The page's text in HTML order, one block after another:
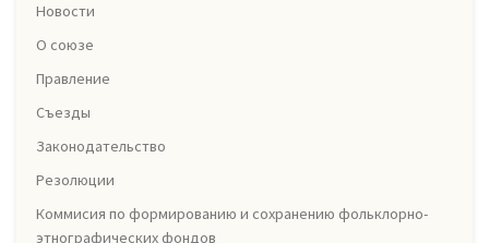
Новости
О союзе
Правление
Съезды
Законодательство
Резолюции
Коммисия по формированию и сохранению фольклорно-
этнографических фондов